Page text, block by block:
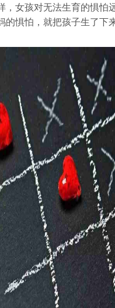
，女孩对无法生育的惧怕
的惧怕，就把孩子生了下来